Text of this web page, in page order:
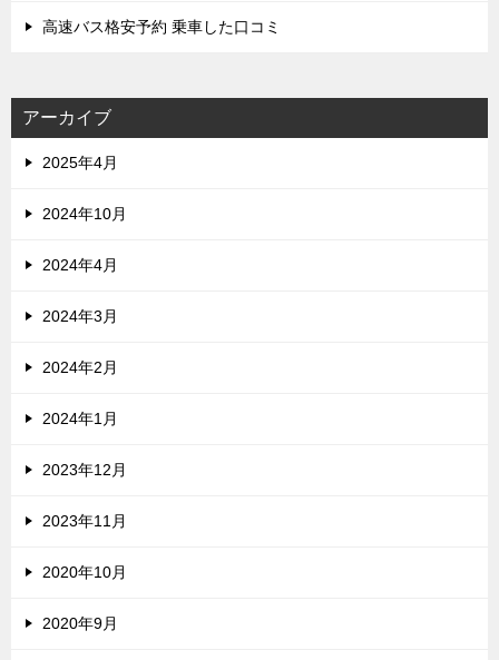
高速バス格安予約 乗車した口コミ
アーカイブ
2025年4月
2024年10月
2024年4月
2024年3月
2024年2月
2024年1月
2023年12月
2023年11月
2020年10月
2020年9月